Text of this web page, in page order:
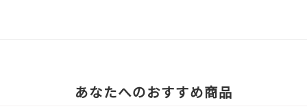
あなたへのおすすめ商品